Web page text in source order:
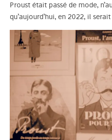
Proust était passé de mode,
qu’aujourd’hui, en 2022, il